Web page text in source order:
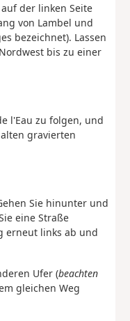
der linken Seite
von Lambel und
bezeichnet). Lassen
bis zu einer
l'Eau zu folgen, und
gravierten
Sie hinunter und
eine Straße
erneut links ab und
Ufer (beachten
gleichen Weg